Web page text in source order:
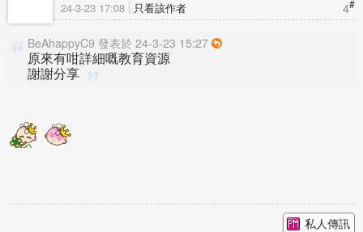
4#
24-3-23 17:08 只看該作者
BeAhappyC9 發表於 24-3-23 15:27
原來有咁詳細嘅教育資源
謝謝分享
私人傳訊